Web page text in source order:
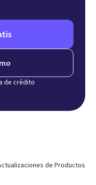
de crédito
de Productos